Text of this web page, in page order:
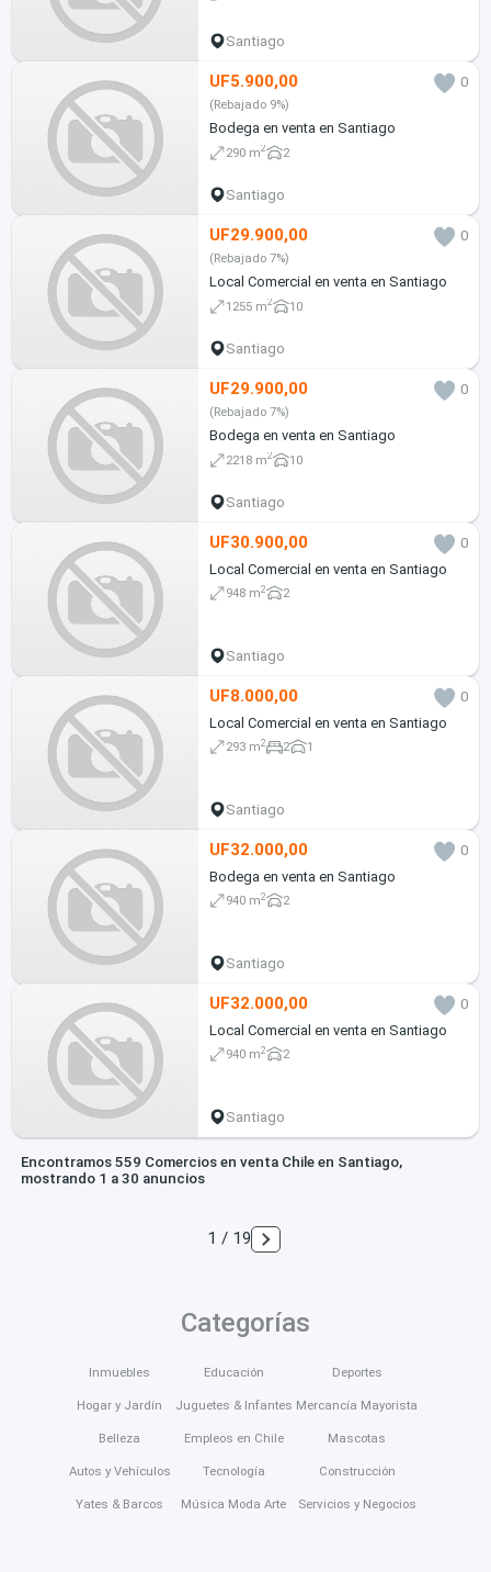
Santiago
UF5.900,00 0
(Rebajado 9%)
Bodega en venta en Santiago
290 m2 2
Santiago
UF29.900,00 0
(Rebajado 7%)
Local Comercial en venta en Santiago
1255 m2 10
Santiago
UF29.900,00 0
(Rebajado 7%)
Bodega en venta en Santiago
2218 m2 10
Santiago
UF30.900,00
0
Local Comercial en venta en Santiago
948 m2 2
Santiago
UF8.000,00
0
Local Comercial en venta en Santiago
293 m2 2 1
Santiago
UF32.000,00
0
Bodega en venta en Santiago
940 m2 2
Santiago
UF32.000,00
0
Local Comercial en venta en Santiago
940 m2 2
Santiago
Encontramos 559 Comercios en venta Chile en Santiago,
mostrando 1 a 30 anuncios
1 / 19
Categorías
Inmuebles
Hogar y Jardín
Belleza
Autos y Vehículos
Yates & Barcos
Educación
Juguetes & Infantes
Empleos en Chile
Tecnología
Música Moda Arte
Deportes
Mercancía Mayorista
Mascotas
Construcción
Servicios y Negocios